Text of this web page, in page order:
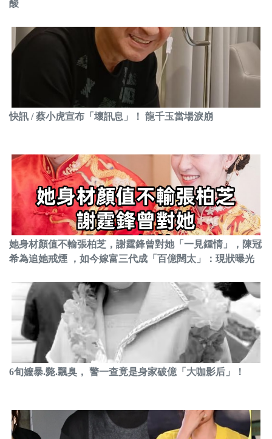
酸
快訊 / 蔡小虎宣布「壞訊息」！ 龍千玉當場淚崩
她身材顏值不輸張柏芝，謝霆鋒曾對她「一見鍾情」，陳冠
希為追她戒煙 ，如今嫁富三代成「百億闊太」：現狀曝光
6旬嬤暴.斃.飄臭， 警一查竟是身家破億「大咖影后」！